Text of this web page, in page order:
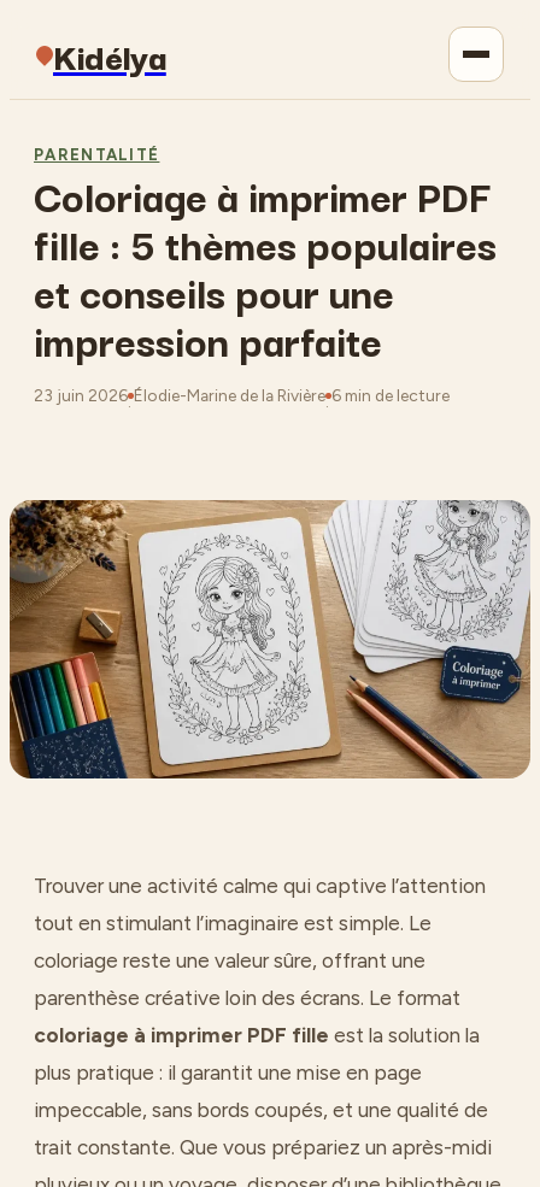
Kidélya
Maison
Jardinage
Lifestyle
PARENTALITÉ
Coloriage à imprimer PDF
fille : 5 thèmes populaires
et conseils pour une
impression parfaite
23 juin 2026
·
Élodie-Marine de la Rivière
·
6 min de lecture
Trouver une activité calme qui captive l’attention
tout en stimulant l’imaginaire est simple. Le
coloriage reste une valeur sûre, offrant une
parenthèse créative loin des écrans. Le format
coloriage à imprimer PDF fille est la solution la
plus pratique : il garantit une mise en page
impeccable, sans bords coupés, et une qualité de
trait constante. Que vous prépariez un après-midi